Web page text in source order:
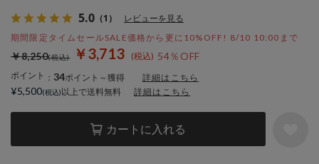
5.0 （1） レビューを見る
期間限定タイムセールSALE価格から更に10%OFF! 8/10 10:00まで
￥3,713 54％OFF
￥8,250
ポイント ： 34ポイント～獲得 詳細はこちら
カートに入れる
¥5,500 以上で送料無料 詳細はこちら